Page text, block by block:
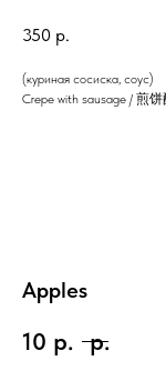
350 р.
(куриная сосиска, соус)
Crepe with sausage / 煎
Apples
10 р. р.